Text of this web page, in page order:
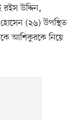
উদ্দিন,
(২৬) উপস্থিত
আশিকুরকে নিয়ে